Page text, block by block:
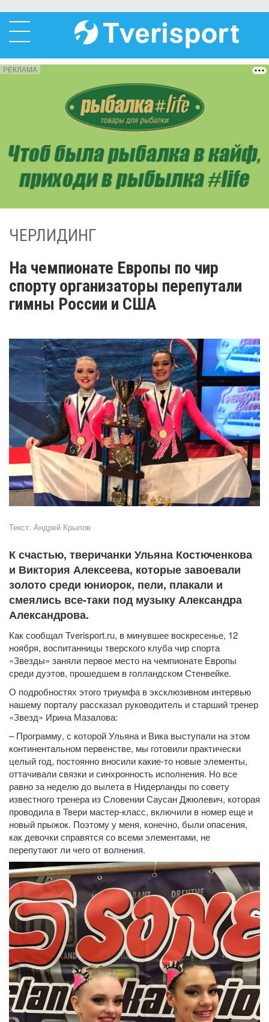
РЕКЛАМА
ЧЕРЛИДИНГ
На чемпионате Европы по чир
спорту организаторы перепутали
гимны России и США
Текст: Андрей Крылов
К счастью, тверичанки Ульяна Костюченкова
и Виктория Алексеева, которые завоевали
золото среди юниорок, пели, плакали и
смеялись все-таки под музыку Александра
Александрова.
Как сообщал Tverisport.ru, в минувшее воскресенье, 12
ноября, воспитанницы тверского клуба чир спорта
«Звезды» заняли первое место на чемпионате Европы
среди дуэтов, прошедшем в голландском Стенвейке.
О подробностях этого триумфа в эксклюзивном интервью
нашему порталу рассказал руководитель и старший тренер
«Звезд» Ирина Мазалова:
– Программу, с которой Ульяна и Вика выступали на этом
континентальном первенстве, мы готовили практически
целый год, постоянно вносили какие-то новые элементы,
оттачивали связки и синхронность исполнения. Но все
равно за неделю до вылета в Нидерланды по совету
известного тренера из Словении Саусан Джюлевич, которая
проводила в Твери мастер-класс, включили в номер еще и
новый прыжок. Поэтому у меня, конечно, были опасения,
как девочки справятся со всеми элементами, не
перепутают ли чего от волнения.